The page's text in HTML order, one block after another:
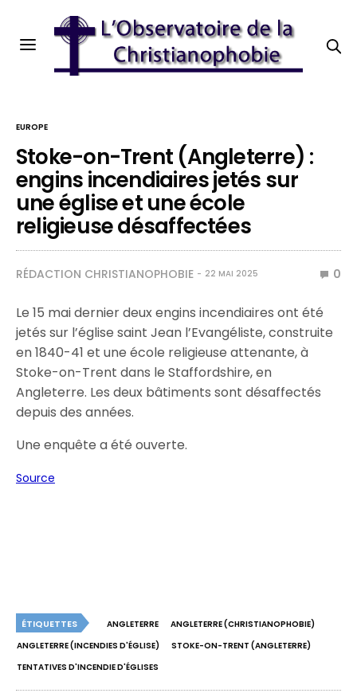
EUROPE
Stoke-on-Trent (Angleterre) :
engins incendiaires jetés sur
une église et une école
religieuse désaffectées
RÉDACTION CHRISTIANOPHOBIE 22 MAI 2025 0
Le 15 mai dernier deux engins incendiaires ont été
jetés sur l’église saint Jean l’Evangéliste, construite
en 1840-41 et une école religieuse attenante, à
Stoke-on-Trent dans le Staffordshire, en
Angleterre. Les deux bâtiments sont désaffectés
depuis des années.
Une enquête a été ouverte.
Source
ÉTIQUETTES ANGLETERRE
ANGLETERRE (CHRISTIANOPHOBIE)
ANGLETERRE (INCENDIES D'ÉGLISE)
STOKE-ON-TRENT (ANGLETERRE)
TENTATIVES D'INCENDIE D'ÉGLISES